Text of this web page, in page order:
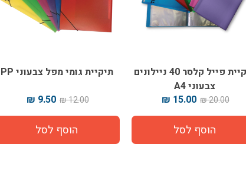
תיקיית פייל קלסר 40 ניילונים
צבעוני A4
20.00 ₪
15.00 ₪
תיקיית גומי מפל צבעוני PP
12.00 ₪
9.50 ₪